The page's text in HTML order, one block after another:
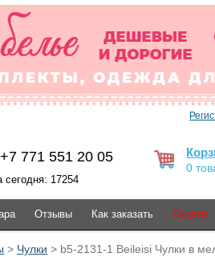
+7 771 551 20 05
сегодня: 17254
0
Отзывы Как заказать Скидки
> Чулки > b5-2131-1 Beileisi Чулки в